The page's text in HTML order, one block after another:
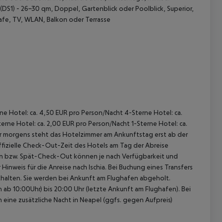
- 26-30 qm, Doppel, Gartenblick oder Poolblick, Superior,
TV, WLAN, Balkon oder Terrasse
Hotel: ca. 4,50 EUR pro Person/Nacht 4-Sterne Hotel: ca.
Hotel: ca. 2,00 EUR pro Person/Nacht 1-Sterne Hotel: ca.
steht das Hotelzimmer am Ankunftstag erst ab der
Check-Out-Zeit des Hotels am Tag der Abreise
bzw. Spät-Check-Out können je nach Verfügbarkeit und
für die Anreise nach Ischia. Bei Buchung eines Transfers
Sie werden bei Ankunft am Flughafen abgeholt.
10:00Uhr) bis 20:00 Uhr (letzte Ankunft am Flughafen). Bei
zusätzliche Nacht in Neapel (ggfs. gegen Aufpreis)